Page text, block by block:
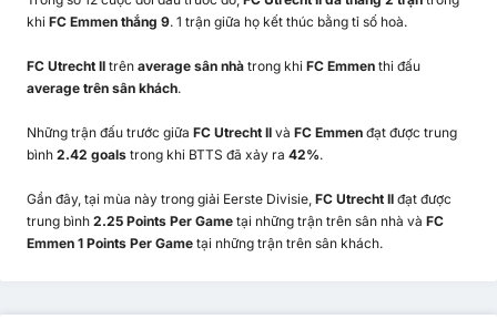
khi FC Emmen thắng 9. 1 trận giữa họ kết thúc bằng tỉ số hoà.
FC Utrecht II trên average sân nhà trong khi FC Emmen thi đấu
average trên sân khách.
Những trận đấu trước giữa FC Utrecht II và FC Emmen đạt được trung
bình 2.42 goals trong khi BTTS đã xảy ra 42%.
Gần đây, tại mùa này trong giải Eerste Divisie, FC Utrecht II đạt được
trung bình 2.25 Points Per Game tại những trận trên sân nhà và FC
Emmen 1 Points Per Game tại những trận trên sân khách.